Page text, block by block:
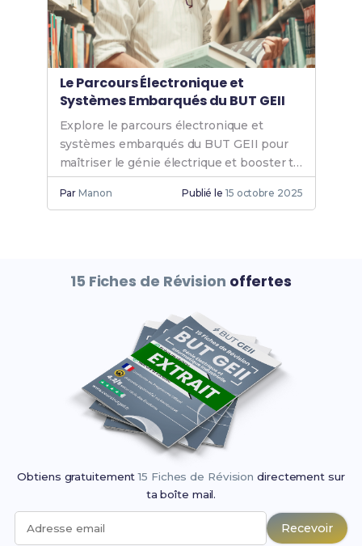
Le Parcours Électronique et
Systèmes Embarqués du BUT GEII
Explore le parcours électronique et
systèmes embarqués du BUT GEII pour
maîtriser le génie électrique et booster ta
carrière dans les technologies avancées.
ParManon Publié le 15 octobre 2025
15 Fiches de Révision offertes
Obtiens gratuitement15 Fiches de Révision directement sur
ta boîte mail.
Adresse email Recevoir